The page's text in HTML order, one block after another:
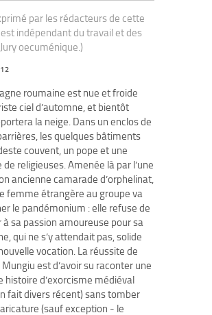
par les rédacteurs de cette
indépendant du travail et des
oecuménique.)
roumaine est nue et froide
ciel d’automne, et bientôt
la neige. Dans un enclos de
les quelques bâtiments
couvent, un pope et une
de religieuses. Amenée là par l’une
ancienne camarade d’orphelinat,
femme étrangère au groupe va
le pandémonium : elle refuse de
à sa passion amoureuse pour sa
qui ne s’y attendait pas, solide
vocation. La réussite de
Mungiu est d’avoir su raconter une
histoire d’exorcisme médiéval
fait divers récent) sans tomber
(sauf exception - le